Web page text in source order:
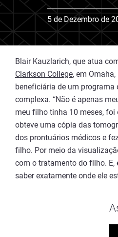
5 de Dezembro de
Blair Kauzlarich, que atua
Clarkson College, em
beneficiária de um programa
complexa. “Não é apenas
meu filho tinha 10 meses, foi
obteve uma cópia das
dos prontuários médicos e
filho. Por meio da
com o tratamento do filho. E,
saber exatamente onde ele